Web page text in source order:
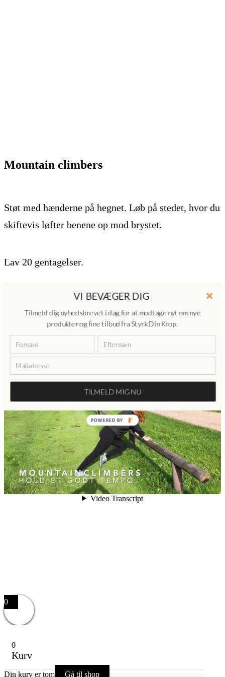
Mountain climbers
Støt med hænderne på hegnet. Løb på stedet, hvor du
skiftevis løfter benene op mod brystet.
Lav 20 gentagelser.
0
0
Kurv
Din kurv er tom Gå til shop
VI BEVÆGER DIG
Tilmeld dig nyhedsbrevet i dag for at modtage nyt om nye
produkter og fine tilbud fra Styrk Din Krop.
TILMELD MIG NU
POWERED
BY